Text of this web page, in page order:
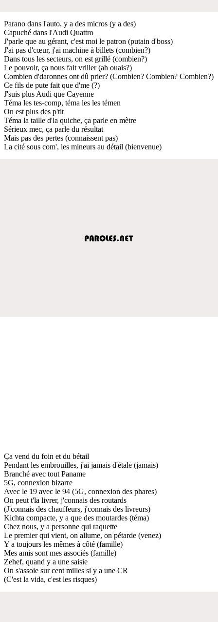
Parano dans l'auto, y a des micros (y a des)
Capuché dans l'Audi Quattro
J'parle que au gérant, c'est moi le patron (putain d'boss)
J'ai pas d'cœur, j'ai machine à billets (combien?)
Dans tous les secteurs, on est grillé (combien?)
Le pouvoir, ça nous fait vriller (ah ouais?)
Combien d'daronnes ont dû prier? (Combien? Combien? Combien?)
Ce fils de pute fait que d'me (?)
J'suis plus Audi que Cayenne
Téma les tes-comp, téma les les témen
On est plus des p'tit
Téma la taille d'la quiche, ça parle en mètre
Sérieux mec, ça parle du résultat
Mais pas des pertes (connaissent pas)
La cité sous com', les mineurs au détail (bienvenue)
Ça vend du foin et du bétail
Pendant les embrouilles, j'ai jamais d'étale (jamais)
Branché avec tout Paname
5G, connexion bizarre
Avec le 19 avec le 94 (5G, connexion des phares)
On peut t'la livrer, j'connais des routards
(J'connais des chauffeurs, j'connais des livreurs)
Kichta compacte, y a que des moutardes (téma)
Chez nous, y a personne qui raquette
Le premier qui vient, on allume, on pétarde (venez)
Y a toujours les mêmes à côté (famille)
Mes amis sont mes associés (famille)
Zehef, quand y a une saisie
On s'assoie sur cent milles si y a une CR
(C'est la vida, c'est les risques)